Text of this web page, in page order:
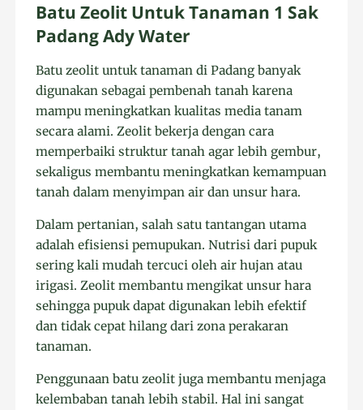
Batu Zeolit Untuk Tanaman 1 Sak
Padang Ady Water
Batu zeolit untuk tanaman di Padang banyak
digunakan sebagai pembenah tanah karena
mampu meningkatkan kualitas media tanam
secara alami. Zeolit bekerja dengan cara
memperbaiki struktur tanah agar lebih gembur,
sekaligus membantu meningkatkan kemampuan
tanah dalam menyimpan air dan unsur hara.
Dalam pertanian, salah satu tantangan utama
adalah efisiensi pemupukan. Nutrisi dari pupuk
sering kali mudah tercuci oleh air hujan atau
irigasi. Zeolit membantu mengikat unsur hara
sehingga pupuk dapat digunakan lebih efektif
dan tidak cepat hilang dari zona perakaran
tanaman.
Penggunaan batu zeolit juga membantu menjaga
kelembaban tanah lebih stabil. Hal ini sangat